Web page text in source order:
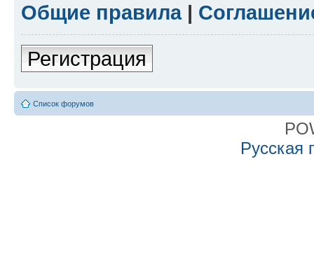
Общие правила|
Регистрация
Список форумов
Русская